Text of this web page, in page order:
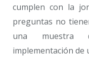
cumplen con la
preguntas no
una muestra
implementación de